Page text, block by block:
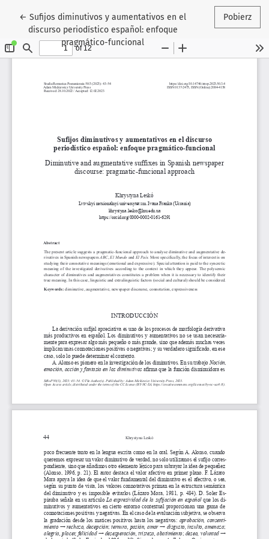
←Wróć do szczegółów artykułu
Sufijos diminutivos y aumentativos en el
discurso periodístico español: enfoque
pragmático-funcional
Pobierz